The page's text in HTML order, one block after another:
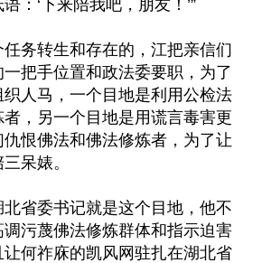
：‘下来陪我吧，朋友！’”
务转生和存在的，江把亲信们
把手位置和政法委要职，为了
人马，一个目地是利用公检法
，另一个目地是用谎言毒害更
恨佛法和佛法修炼者，为了让
呆婊。
省委书记就是这个目地，他不
污蔑佛法修炼群体和指示迫害
何祚庥的凯风网驻扎在湖北省